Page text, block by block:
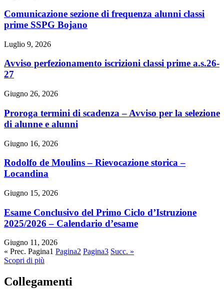
Comunicazione sezione di frequenza alunni classi
prime SSPG Bojano
Luglio 9, 2026
Avviso perfezionamento iscrizioni classi prime a.s.26-
27
Giugno 26, 2026
Proroga termini di scadenza – Avviso per la selezione
di alunne e alunni
Giugno 16, 2026
Rodolfo de Moulins – Rievocazione storica –
Locandina
Giugno 15, 2026
Esame Conclusivo del Primo Ciclo d’Istruzione
2025/2026 – Calendario d’esame
Giugno 11, 2026
« Prec. Pagina1 Pagina2 Pagina3 Succ. »
Scopri di più
Collegamenti